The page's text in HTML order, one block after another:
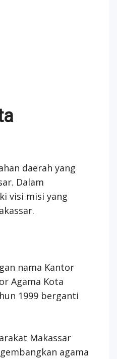
daerah yang
Dalam
visi misi yang
nama Kantor
Agama Kota
1999 berganti
Makassar
agama